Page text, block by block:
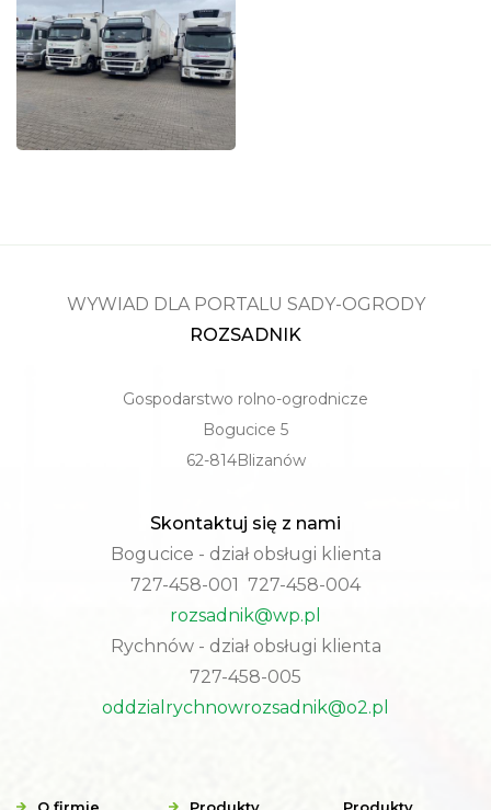
WYWIAD DLA PORTALU SADY-OGRODY
ROZSADNIK
Gospodarstwo rolno-ogrodnicze
Bogucice 5
62-814Blizanów
Skontaktuj się z nami
Bogucice - dział obsługi klienta
727-458-001 727-458-004
rozsadnik@wp.pl
Rychnów - dział obsługi klienta
727-458-005
oddzialrychnowrozsadnik@o2.pl